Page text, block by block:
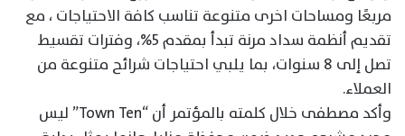
مربعًا ومساحات اخرى متنوعة تناسب كافة الاحتياجات ، مع
تقديم أنظمة سداد مرنة تبدأ بمقدم 5%، وفترات تقسيط
تصل إلى 8 سنوات، بما يلبي احتياجات شرائح متنوعة من
العملاء.
وأكد مصطفى خلال كلمته بالمؤتمر أن “Town Ten” ليس